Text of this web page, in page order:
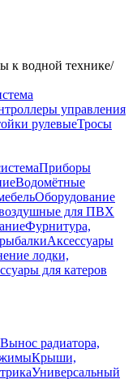
к водной технике/
управления
рулевыеТросы
Приборы
Водомётные
Оборудование
для ПВХ
Фурнитура,
Аксессуары
лодки,
для катеров
Вынос радиатора,
Крыши,
Универсальный